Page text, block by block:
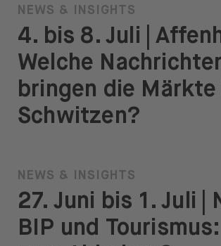
NEWS & INSIGHTS
4. bis 8. Juli |
Welche
bringen die Märkte
Schwitzen?
NEWS & INSIGHTS
27. Juni bis 1. Juli |
BIP und